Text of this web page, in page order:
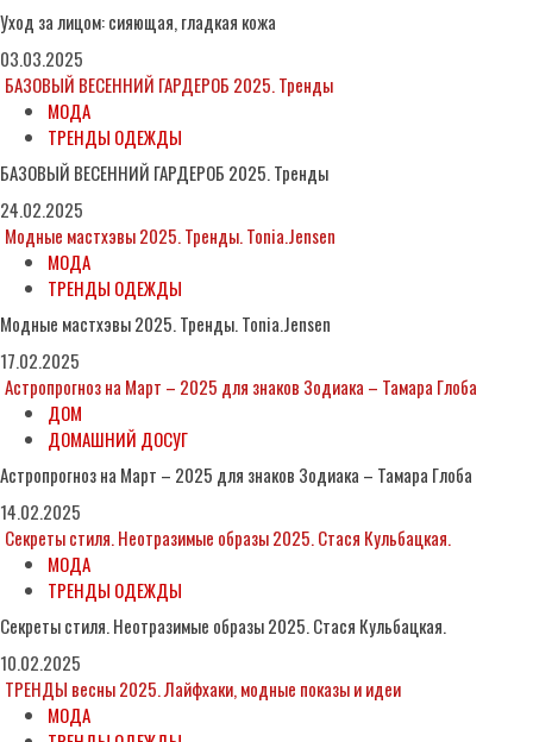
Уход за лицом: сияющая, гладкая кожа
03.03.2025
БАЗОВЫЙ ВЕСЕННИЙ ГАРДЕРОБ 2025. Тренды
МОДА
ТРЕНДЫ ОДЕЖДЫ
БАЗОВЫЙ ВЕСЕННИЙ ГАРДЕРОБ 2025. Тренды
24.02.2025
Модные мастхэвы 2025. Тренды. Tonia.Jensen
МОДА
ТРЕНДЫ ОДЕЖДЫ
Модные мастхэвы 2025. Тренды. Tonia.Jensen
17.02.2025
Астропрогноз на Март – 2025 для знаков Зодиака – Тамара Глоба
ДОМ
ДОМАШНИЙ ДОСУГ
Астропрогноз на Март – 2025 для знаков Зодиака – Тамара Глоба
14.02.2025
Секреты стиля. Неотразимые образы 2025. Стася Кульбацкая.
МОДА
ТРЕНДЫ ОДЕЖДЫ
Секреты стиля. Неотразимые образы 2025. Стася Кульбацкая.
10.02.2025
ТРЕНДЫ весны 2025. Лайфхаки, модные показы и идеи
МОДА